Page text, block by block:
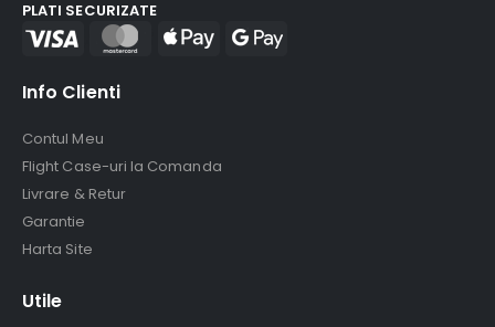
PLATI SECURIZATE
Info Clienti
Contul Meu
Flight Case-uri la Comanda
Livrare & Retur
Garantie
Harta Site
Utile